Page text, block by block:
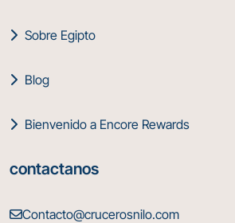
Sobre Egipto
Blog
Bienvenido a Encore Rewards
contactanos
Contacto@crucerosnilo.com